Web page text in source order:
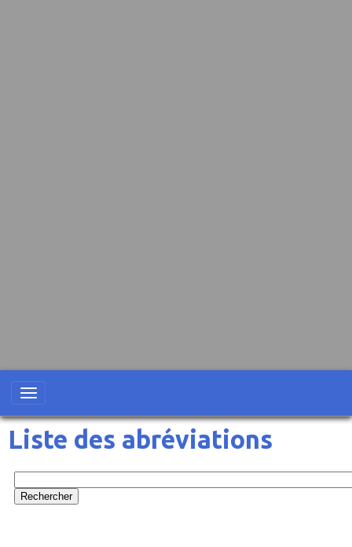
Liste des abréviations